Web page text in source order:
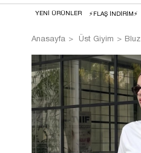
YENİ ÜRÜNLER ⚡FLAŞ İNDİRİM⚡
Anasayfa Üst Giyim Bluz